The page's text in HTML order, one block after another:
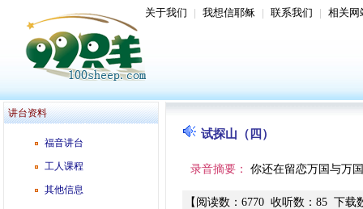
关于我们 | 我想信耶稣 | 联系我们 | 相关网
讲台资料
福音讲台
工人课程
其他信息
试探山（四）
录音摘要： 你还在留恋万国与万
【 阅读数 ： 6770 收听数 ： 85 下载